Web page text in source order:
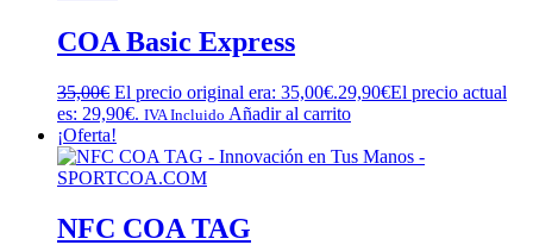
COA Basic Express
35,00€ El precio original era: 35,00€.29,90€El precio actual
es: 29,90€. IVA Incluido Añadir al carrito
¡Oferta!
NFC COA TAG